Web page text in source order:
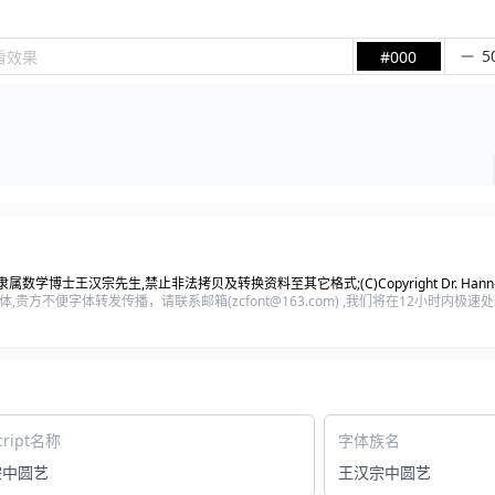
效果 #000
属数学博士王汉宗先生,禁止非法拷贝及转换资料至其它格式;(C)Copyright Dr.
贵方不便字体转发传播，请联系邮箱(zcfont@163.com) ,我们将在12小时内极速
名称
圆艺
字体族名
王汉宗中圆艺